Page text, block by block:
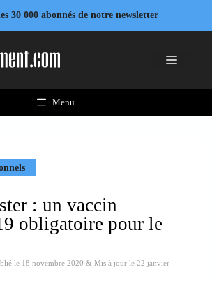
30 000 abonnés de notre newsletter
Menu
Menu
: un vaccin
obligatoire pour le
le 18 novembre 2020 & Mis à jour le 22 janvier